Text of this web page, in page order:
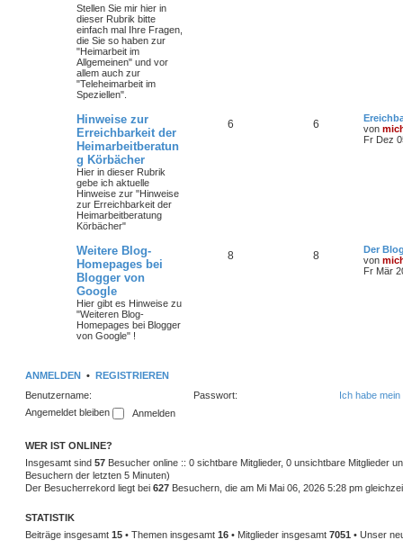
Stellen Sie mir hier in
dieser Rubrik bitte
einfach mal Ihre Fragen,
die Sie so haben zur
"Heimarbeit im
Allgemeinen" und vor
allem auch zur
"Teleheimarbeit im
Speziellen".
Hinweise zur
Erreichbarkeit der
Heimarbeitberatun
g Körbächer
Hier in dieser Rubrik
gebe ich aktuelle
Hinweise zur "Hinweise
zur Erreichbarkeit der
Heimarbeitberatung
Körbächer"
6 6
von
Fr Dez
Weitere Blog-
Homepages bei
Blogger von
Google
Hier gibt es Hinweise zu
"Weiteren Blog-
Homepages bei Blogger
von Google" !
8 8
Der
von
Fr Mär
ANMELDEN • REGISTRIEREN
Benutzername:
Passwort:
Ich habe
Angemeldet bleiben
WER IST ONLINE?
Insgesamt sind 57 Besucher online :: 0 sichtbare Mitglieder, 0 unsichtbare Mitglieder
Besuchern der letzten 5 Minuten)
Der Besucherrekord liegt bei 627 Besuchern, die am Mi Mai 06, 2026 5:28 pm
STATISTIK
Beiträge insgesamt 15 • Themen insgesamt 16 • Mitglieder insgesamt 7051 • Unser